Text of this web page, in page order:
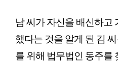
남 씨가 자신을 배신하고
했다는 것을 알게 된 김
를 위해 법무법인 동주를